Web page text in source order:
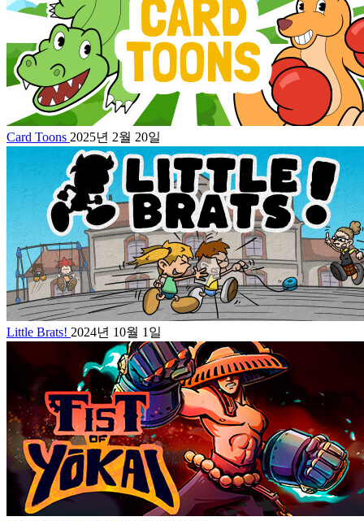
Card Toons 2025년 2월 20일
Little Brats! 2024년 10월 1일